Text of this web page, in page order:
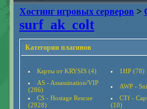
Хостинг игровых серверов >
surf_ak_colt
Категории плагинов
Карты от KRYSIS (4)
1HP (78)
AS - Assassination/VIP
(286)
AWP -
CS - Hostage Rescue
(2928)
CTf -
(10)